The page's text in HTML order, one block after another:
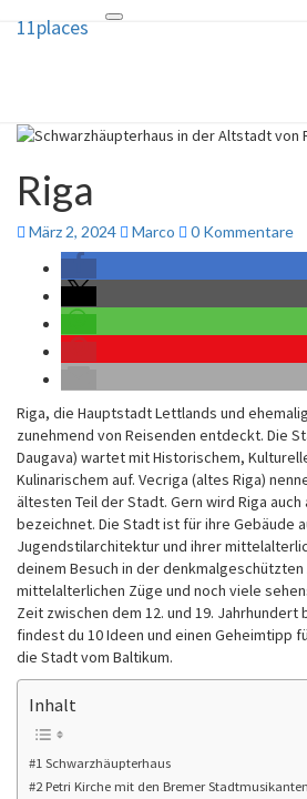
Toggle
11places
11places
deine nächste Reise
Riga
März 2, 2024 Marco 0 Kommentare
Riga, die Hauptstadt Lettlands und
zunehmend von Reisenden entdeckt. Die
Daugava) wartet mit Historischem,
Kulinarischem auf. Vecriga (altes Riga)
ältesten Teil der Stadt. Gern wird Riga
bezeichnet. Die Stadt ist für ihre Gebäude
Jugendstilarchitektur und ihrer
deinem Besuch in der
mittelalterlichen Züge und noch viele
Zeit zwischen dem 12. und 19.
findest du 10 Ideen und einen Geheimtipp
die Stadt vom Baltikum.
Inhalt
#1 Schwarzhäupterhaus
#2 Petri Kirche mit den Bremer Stadtmusikanten